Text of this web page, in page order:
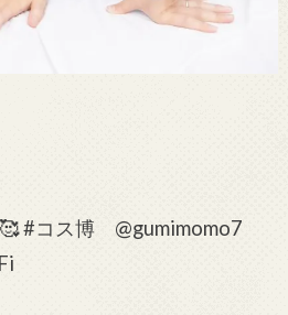
#コス博 @gumimomo7